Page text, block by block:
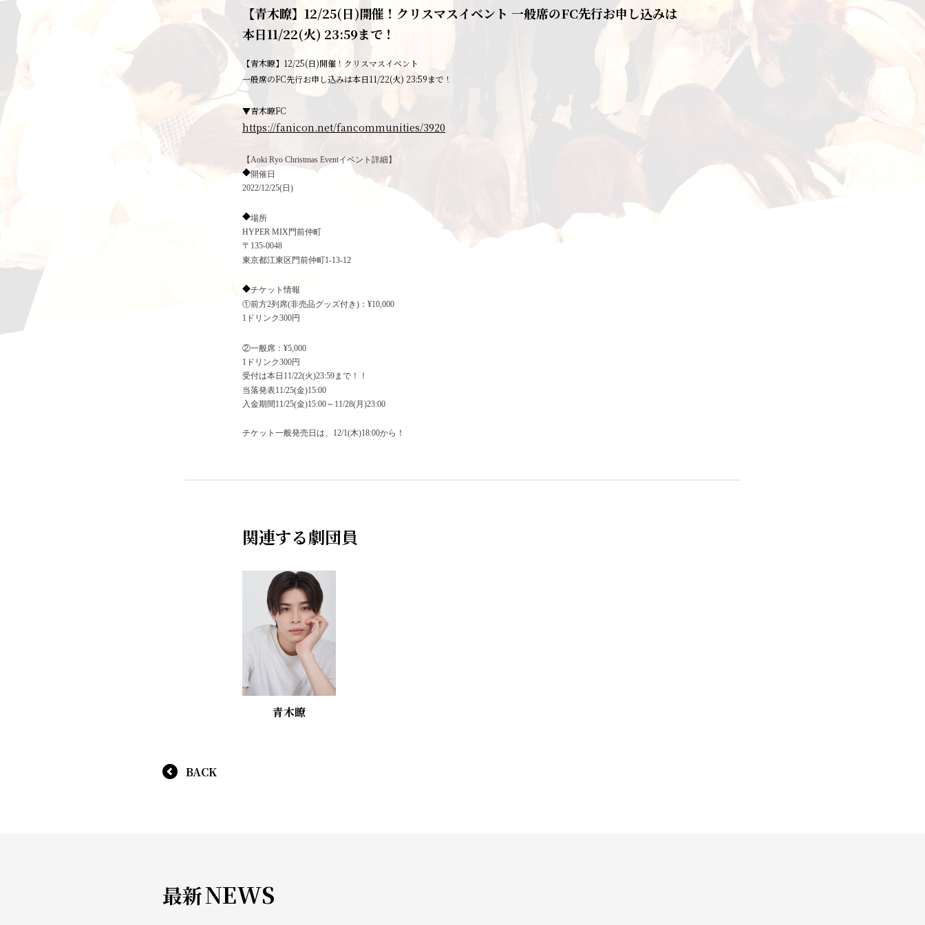
【青木瞭】12/25(日)開催！クリスマスイベント 一般席のFC先行お申し込みは
本日11/22(火) 23:59まで！
【青木瞭】12/25(日)開催！クリスマスイベント
一般席のFC先行お申し込みは本日11/22(火) 23:59まで！
▼青木瞭FC
https://fanicon.net/fancommunities/3920
【Aoki Ryo Christmas Eventイベント詳細】
◆開催日
2022/12/25(日)
◆場所
HYPER MIX門前仲町
〒135-0048
東京都江東区門前仲町1-13-12
◆チケット情報
①前方2列席(非売品グッズ付き)：¥10,000
1ドリンク300円
②一般席：¥5,000
1ドリンク300円
受付は本日11/22(火)23:59まで！！
当落発表11/25(金)15:00
入金期間11/25(金)15:00～11/28(月)23:00
チケット一般発売日は、12/1(木)18:00から！
関連する劇団員
青木瞭
BACK
最新NEWS